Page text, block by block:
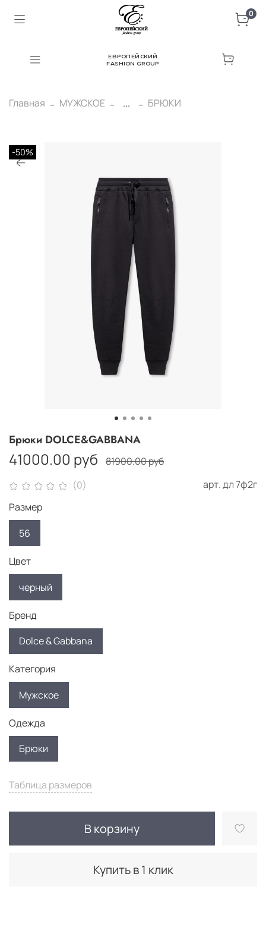
0
ЕВРОПЕЙСКИЙ
FASHION GROUP
Главная МУЖСКОЕ ... БРЮКИ
-50%
(0) арт.дл 7ф2г
Брюки DOLCE&GABBANA
41000.00 руб 81900.00 руб
Таблица размеров
В корзину
Купить в 1 клик
Размер
56
Цвет
черный
Бренд
Dolce & Gabbana
Категория
Мужское
Одежда
Брюки